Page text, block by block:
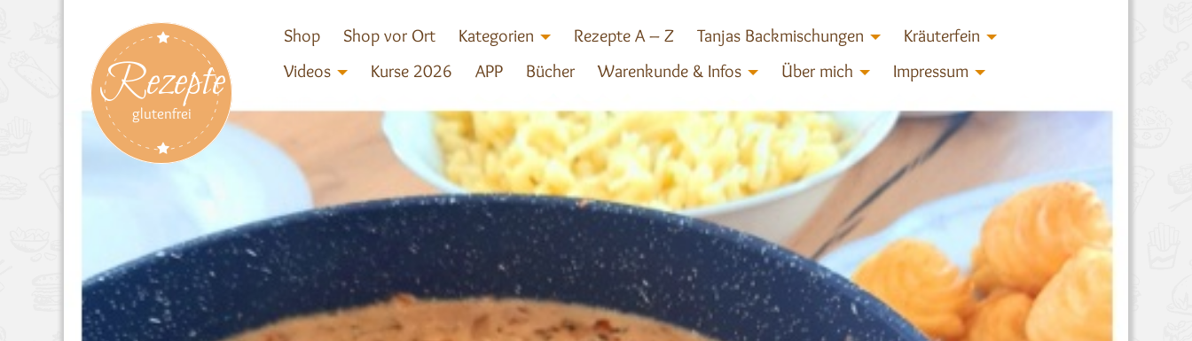
Rezepte
glutenfrei
Shop Shop vor Ort Kategorien Rezepte A – Z Tanjas Backmischungen
Kräuterfein
Videos
Kurse 2026 APP Bücher Warenkunde & Infos Über mich Impressum